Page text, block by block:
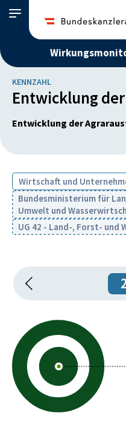
KENNZAHL
Entwicklung
Entwicklung der
Wirtschaft und
Bundesministerium für
Umwelt und
UG 42 - Land-, Forst- und